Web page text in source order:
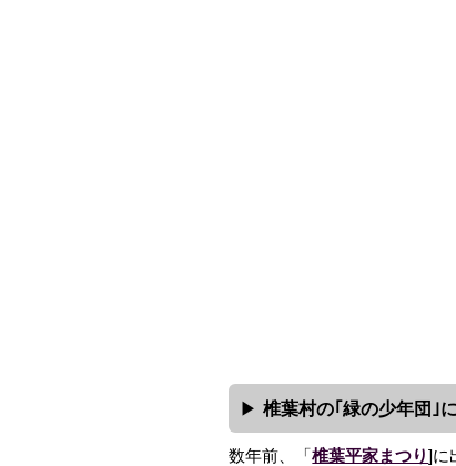
椎葉村の｢緑の少年団｣
数年前、「椎葉平家まつり]に